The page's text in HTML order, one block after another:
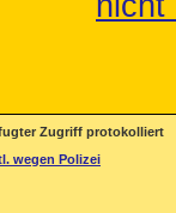
Zugriff protokolliert
wegen Polizei